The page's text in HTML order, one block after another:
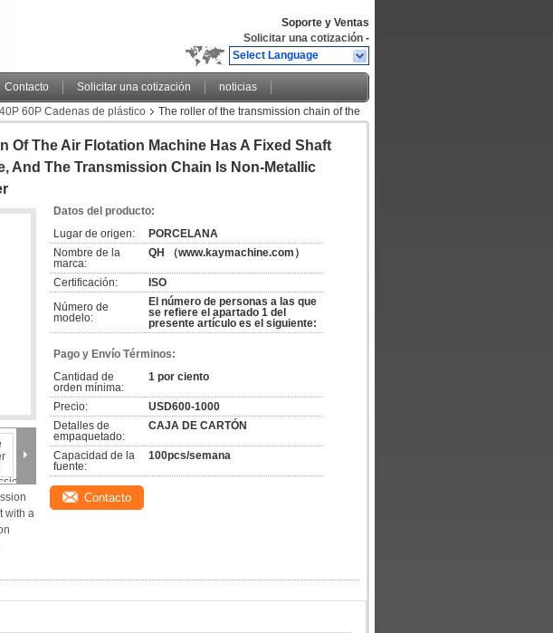
Soporte y Ventas
Solicitar una cotización -
Select Language
Contacto Solicitar una cotización
noticias
60P Cadenas de plástico
The roller of the transmission chain of the
Of The Air Flotation Machine Has A Fixed Shaft
And The Transmission Chain Is Non-Metallic
with a
Datos del producto:
Lugar de origen:
PORCELANA
Nombre de la
marca:
QH （www.kaymachine.com）
Certificación:
ISO
Número de
modelo:
El número de personas a las que
se refiere el apartado 1 del
presente artículo es el siguiente:
Pago y Envío Términos:
Cantidad de
orden mínima:
1 por ciento
Precio:
USD600-1000
Detalles de
empaquetado:
CAJA DE CARTÓN
Capacidad de la
fuente:
100pcs/semana
Contacto